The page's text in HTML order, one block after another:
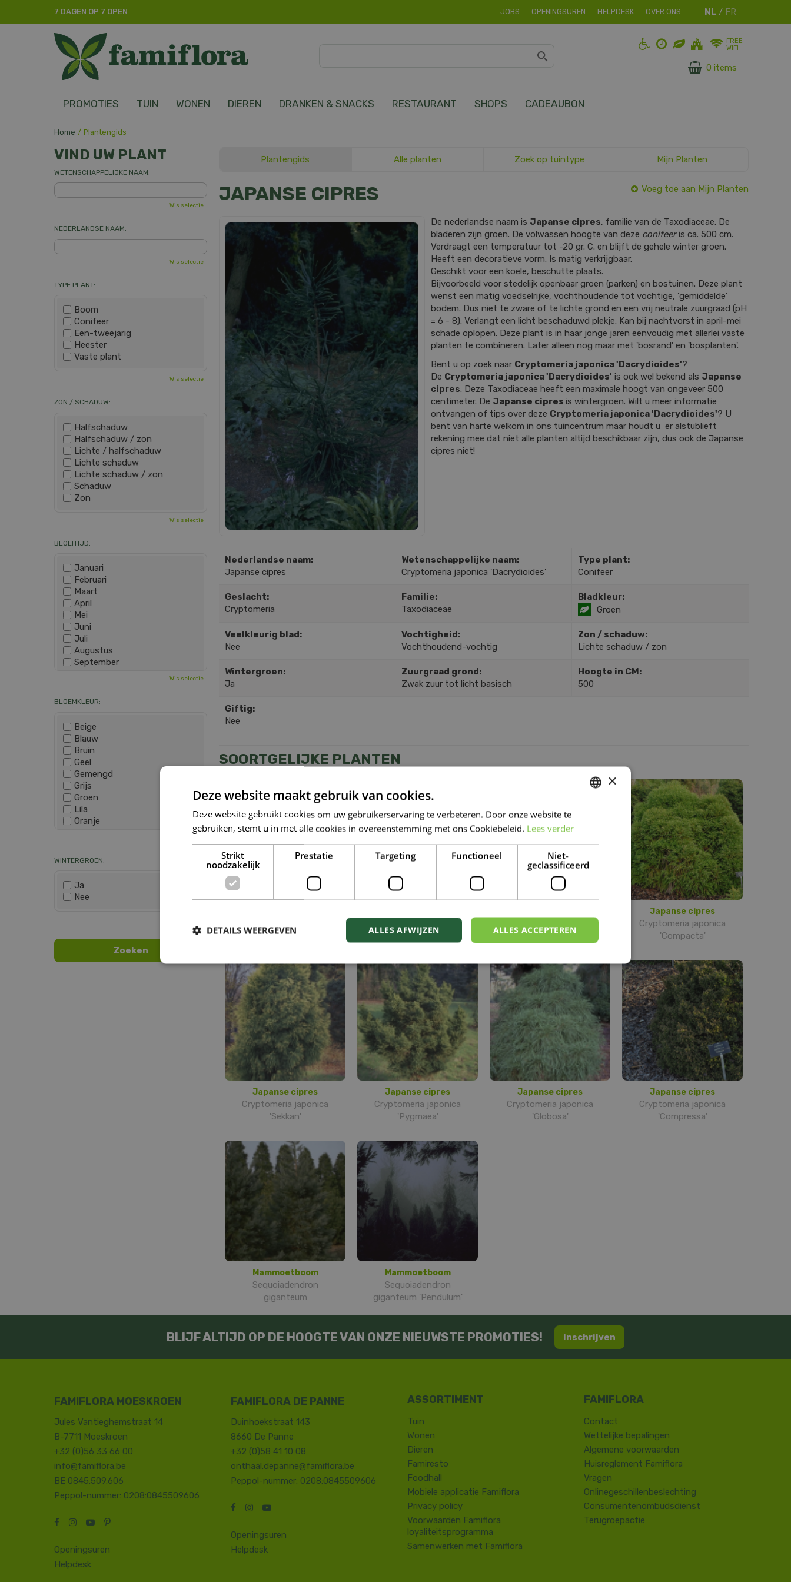
Home Plantengids
7 DAGEN OP 7 OPEN JOBS OPENINGSUREN HELPDESK OVER ONS
FREE
WIFI
0 items
PROMOTIES TUIN WONEN DIEREN DRANKEN & SNACKS RESTAURANT SHOPS CADEAUBON
Plantengids Alle planten Zoek op tuintype Mijn Planten
JAPANSE CIPRES Voeg toe aan Mijn Planten
De nederlandse naam is Japanse cipres, familie van de Taxodiaceae. De
bladeren zijn groen. De volwassen hoogte van deze conifeeris ca. 500 cm.
Verdraagt een temperatuur tot -20 gr. C. en blijft de gehele winter groen.
Heeft een decoratieve vorm. Is matig verkrijgbaar.
Geschikt voor een koele, beschutte plaats.
Bijvoorbeeld voor stedelijk openbaar groen (parken) en bostuinen. Deze plant
wenst een matig voedselrijke, vochthoudende tot vochtige, 'gemiddelde'
bodem. Dus niet te zware of te lichte grond en een vrij neutrale zuurgraad (pH
= 6 - 8). Verlangt een licht beschaduwd plekje. Kan bij nachtvorst in april-mei
schade oplopen. Deze plant is in haar jonge jaren eenvoudig met allerlei vaste
planten te combineren. Later alleen nog maar met 'bosrand' en 'bosplanten'.
Bent u op zoek naar Cryptomeria japonica 'Dacrydioides'?
De Cryptomeria japonica 'Dacrydioides' is ook wel bekend als Japanse
cipres. Deze Taxodiaceae heeft een maximale hoogt van ongeveer 500
centimeter. De Japanse cipres is wintergroen. Wilt u meer informatie
ontvangen of tips over deze Cryptomeria japonica 'Dacrydioides'? U
bent van harte welkom in ons tuincentrum maar houdt u er alstublieft
rekening mee dat niet alle planten altijd beschikbaar zijn, dus ook de Japanse
cipres niet!
Nederlandse naam:
Japanse cipres
Wetenschappelijke naam:
Cryptomeria japonica 'Dacrydioides'
Type plant:
Conifeer
Geslacht:
Cryptomeria
Familie:
Taxodiaceae
Bladkleur:
Groen
Veelkleurig blad:
Nee
Vochtigheid:
Vochthoudend-vochtig
Zon / schaduw:
Lichte schaduw / zon
Wintergroen:
Ja
Zuurgraad grond:
Zwak zuur tot licht basisch
Hoogte in CM:
500
Giftig:
Nee
SOORTGELIJKE PLANTEN
'Monstrosa Nana'
'Globosa Nana'
'Cristata'
Japanse cipres
Cryptomeria japonica
'Compacta'
Japanse cipres
Cryptomeria japonica
'Sekkan'
Japanse cipres
Cryptomeria japonica
'Pygmaea'
Japanse cipres
Cryptomeria japonica
'Globosa'
Japanse cipres
Cryptomeria japonica
'Compressa'
Mammoetboom
Sequoiadendron
giganteum
Mammoetboom
Sequoiadendron
giganteum 'Pendulum'
VIND UW PLANT
WETENSCHAPPELIJKE NAAM:
Wis selectie
NEDERLANDSE NAAM:
Wis selectie
TYPE PLANT:
Boom
Conifeer
Een-tweejarig
Heester
Vaste plant
Wis selectie
ZON / SCHADUW:
Halfschaduw
Halfschaduw / zon
Lichte / halfschaduw
Lichte schaduw
Lichte schaduw / zon
Schaduw
Zon
Wis selectie
BLOEITIJD:
Januari
Februari
Maart
April
Mei
Juni
Juli
Augustus
September
December
Wis selectie
BLOEMKLEUR:
Beige
Blauw
Bruin
Geel
Gemengd
Grijs
Groen
Lila
Oranje
Roze
Zwart
WINTERGROEN:
Ja
Nee
BLIJF ALTIJD OP DE HOOGTE VAN ONZE NIEUWSTE PROMOTIES! Inschrijven
FAMIFLORA MOESKROEN
Jules Vantieghemstraat 14
B-7711 Moeskroen
+32 (0)56 33 66 00
info@famiflora.be
BE 0845.509.606
Peppol-nummer: 0208:0845509606
Openingsuren
Helpdesk
FAMIFLORA DE PANNE
Duinhoekstraat 143
8660 De Panne
+32 (0)58 41 10 08
onthaal.depanne@famiflora.be
Peppol-nummer: 0208:0845509606
Openingsuren
Helpdesk
Tuin
Wonen
Dieren
Famiresto
Foodhall
Mobiele applicatie Famiflora
Privacy policy
Voorwaarden Famiflora
loyaliteitsprogramma
Samenwerken met Famiflora
Contact
​Wettelijke bepalingen
Algemene voorwaarden
Huisreglement Famiflora
Vragen
Onlinegeschillenbeslechting
Consumentenombudsdienst
Terugroepactie
×
Deze website maakt gebruik van cookies.
Deze website gebruikt cookies om uw gebruikerservaring te verbeteren. Door onze website te
gebruiken, stemt u in met alle cookies in overeenstemming met ons Cookiebeleid. Lees verder
Strikt
noodzakelijk
Prestatie Targeting Functioneel
Niet-
geclassificeerd
ALLES ACCEPTEREN
ALLES AFWIJZEN
DETAILS WEERGEVEN